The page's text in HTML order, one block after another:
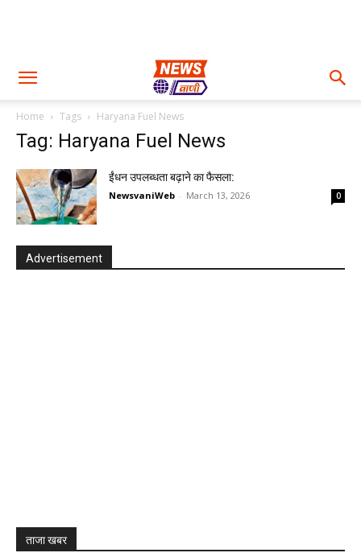
Home Tags Haryana Fuel News
Tag: Haryana Fuel News
ईंधन उपलब्धता बढ़ाने का फैसला:
NewsvaniWeb - March 13, 2026 0
Advertisement
ताजा खबर